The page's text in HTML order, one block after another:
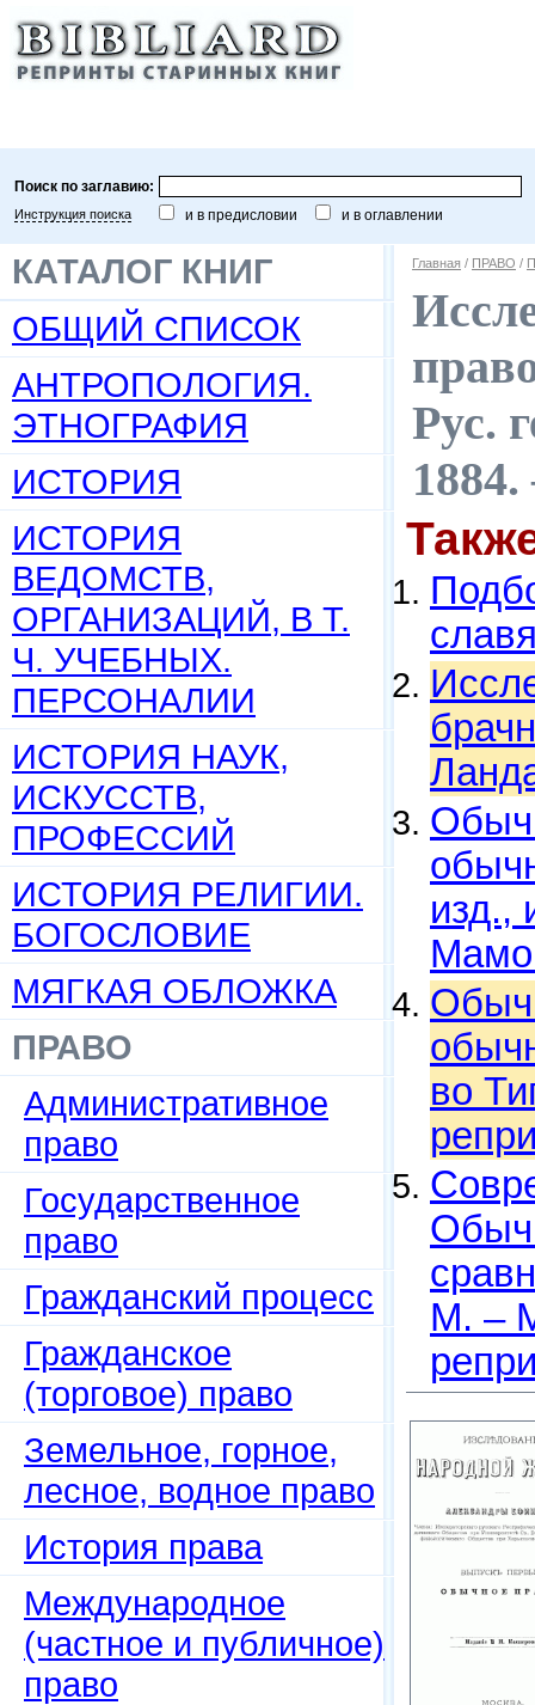
Поиск по заглавию:
Инструкция поиска и в предисловии и в оглавлении
КАТАЛОГ КНИГ
ОБЩИЙ СПИСОК
АНТРОПОЛОГИЯ.
ЭТНОГРАФИЯ
ИСТОРИЯ
ИСТОРИЯ
ВЕДОМСТВ,
ОРГАНИЗАЦИЙ, В Т.
Ч. УЧЕБНЫХ.
ПЕРСОНАЛИИ
ИСТОРИЯ НАУК,
ИСКУССТВ,
ПРОФЕССИЙ
ИСТОРИЯ РЕЛИГИИ.
БОГОСЛОВИЕ
МЯГКАЯ ОБЛОЖКА
ПРАВО
Административное
право
Государственное
право
Гражданский процесс
Гражданское
(торговое) право
Земельное, горное,
лесное, водное право
История права
Международное
(частное и публичное)
право
Главная / ПРАВО /
Рус.
изд.,
во
М. –